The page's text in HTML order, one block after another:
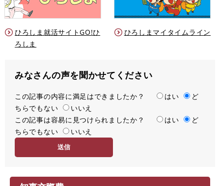
ひろしま就活サイトGO!ひ
ろしま
ひろしまマイタイムライン
みなさんの声を聞かせてください
満
足
度
この記事の内容に満足はできましたか？ はい
ど
ちらでもない
いいえ
容
易
この記事は容易に見つけられましたか？ はい
ど
ちらでもない
いいえ